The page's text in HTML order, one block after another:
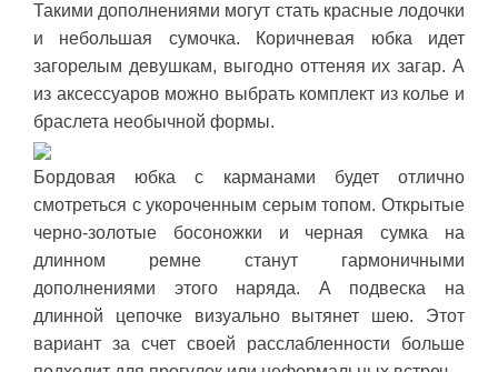
Такими дополнениями могут стать красные лодочки
и небольшая сумочка. Коричневая юбка идет
загорелым девушкам, выгодно оттеняя их загар. А
из аксессуаров можно выбрать комплект из колье и
браслета необычной формы.
Бордовая юбка с карманами будет отлично
смотреться с укороченным серым топом. Открытые
черно-золотые босоножки и черная сумка на
длинном ремне станут гармоничными
дополнениями этого наряда. А подвеска на
длинной цепочке визуально вытянет шею. Этот
вариант за счет своей расслабленности больше